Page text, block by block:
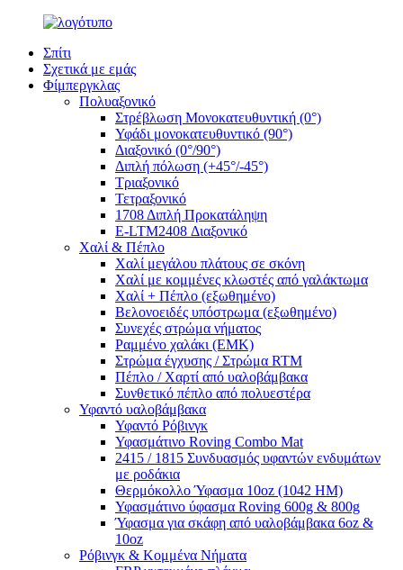
Σπίτι
Σχετικά με εμάς
Φίμπεργκλας
Πολυαξονικό
Στρέβλωση Μονοκατευθυντική (0°)
Υφάδι μονοκατευθυντικό (90°)
Διαξονικό (0°/90°)
Διπλή πόλωση (+45°/-45°)
Τριαξονικό
Τετραξονικό
1708 Διπλή Προκατάληψη
E-LTM2408 Διαξονικό
Χαλί & Πέπλο
Χαλί μεγάλου πλάτους σε σκόνη
Χαλί με κομμένες κλωστές από γαλάκτωμα
Χαλί + Πέπλο (εξωθημένο)
Βελονοειδές υπόστρωμα (εξωθημένο)
Συνεχές στρώμα νήματος
Ραμμένο χαλάκι (EMK)
Στρώμα έγχυσης / Στρώμα RTM
Πέπλο / Χαρτί από υαλοβάμβακα
Συνθετικό πέπλο από πολυεστέρα
Υφαντό υαλοβάμβακα
Υφαντό Ρόβινγκ
Υφασμάτινο Roving Combo Mat
2415 / 1815 Συνδυασμός υφαντών ενδυμάτων
με ροδάκια
Θερμόκολλο Ύφασμα 10oz (1042 HM)
Υφασμάτινο ύφασμα Roving 600g & 800g
Ύφασμα για σκάφη από υαλοβάμβακα 6oz &
10oz
Ρόβινγκ & Κομμένα Νήματα